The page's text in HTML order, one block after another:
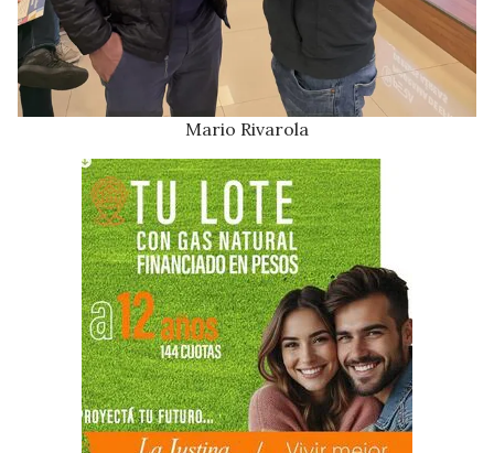
Mario Rivarola